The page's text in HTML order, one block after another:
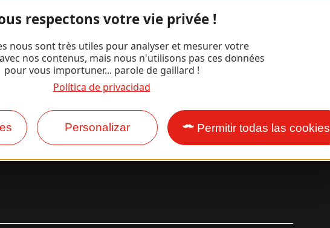
respectons votre vie privée !
nous sont très utiles pour analyser et mesurer votre
nos contenus, mais nous n'utilisons pas ces données
pour vous importuner... parole de gaillard !
Política de privacidad
Personalizar Permitir todas las cookies
¡Únete a la
pandilla Gaillarde!